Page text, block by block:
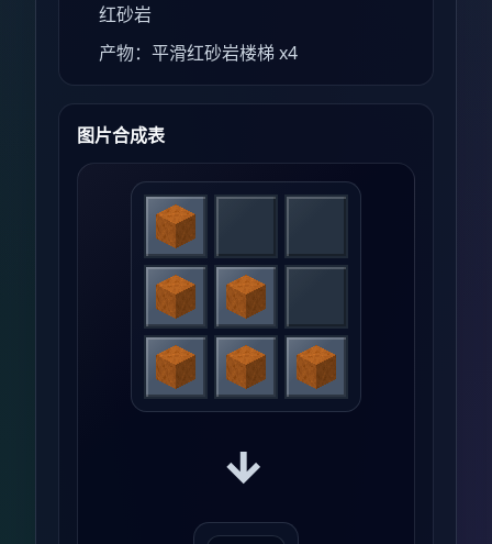
红砂岩
产物：平滑红砂岩楼梯 x4
图片合成表
→